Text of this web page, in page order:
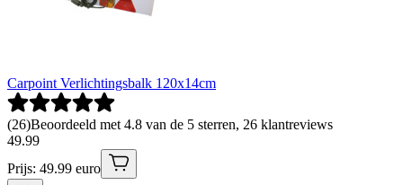
Carpoint Verlichtingsbalk 120x14cm
(26)Beoordeeld met 4.8 van de 5 sterren, 26 klantreviews
49.99
Prijs: 49.99 euro